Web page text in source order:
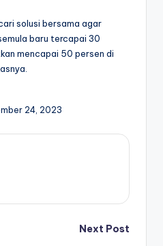
solusi bersama agar
baru tercapai 30
mencapai 50 persen di
24, 2023
Next Post